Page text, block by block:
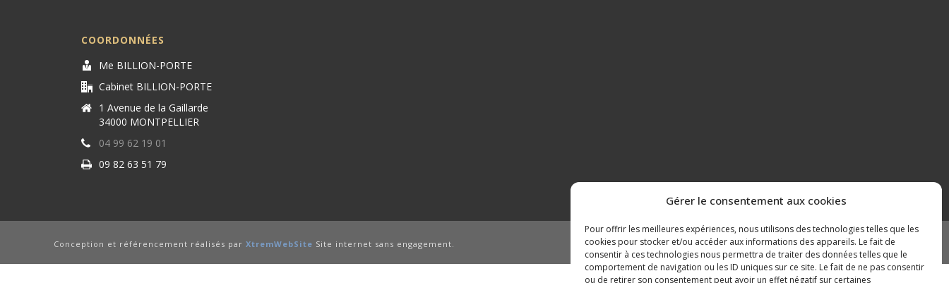
Gérer le consentement aux cookies
Pour offrir les meilleures expériences, nous utilisons des technologies telles que les
cookies pour stocker et/ou accéder aux informations des appareils. Le fait de
consentir à ces technologies nous permettra de traiter des données telles que le
comportement de navigation ou les ID uniques sur ce site. Le fait de ne pas consentir
ou de retirer son consentement peut avoir un effet négatif sur certaines
COORDONNÉES
Me BILLION-PORTE
Cabinet BILLION-PORTE
1 Avenue de la Gaillarde
34000 MONTPELLIER
04 99 62 19 01
09 82 63 51 79
Conception et référencement réalisés par XtremWebSite Site internet sans engagement. Mentions légales Plan du site